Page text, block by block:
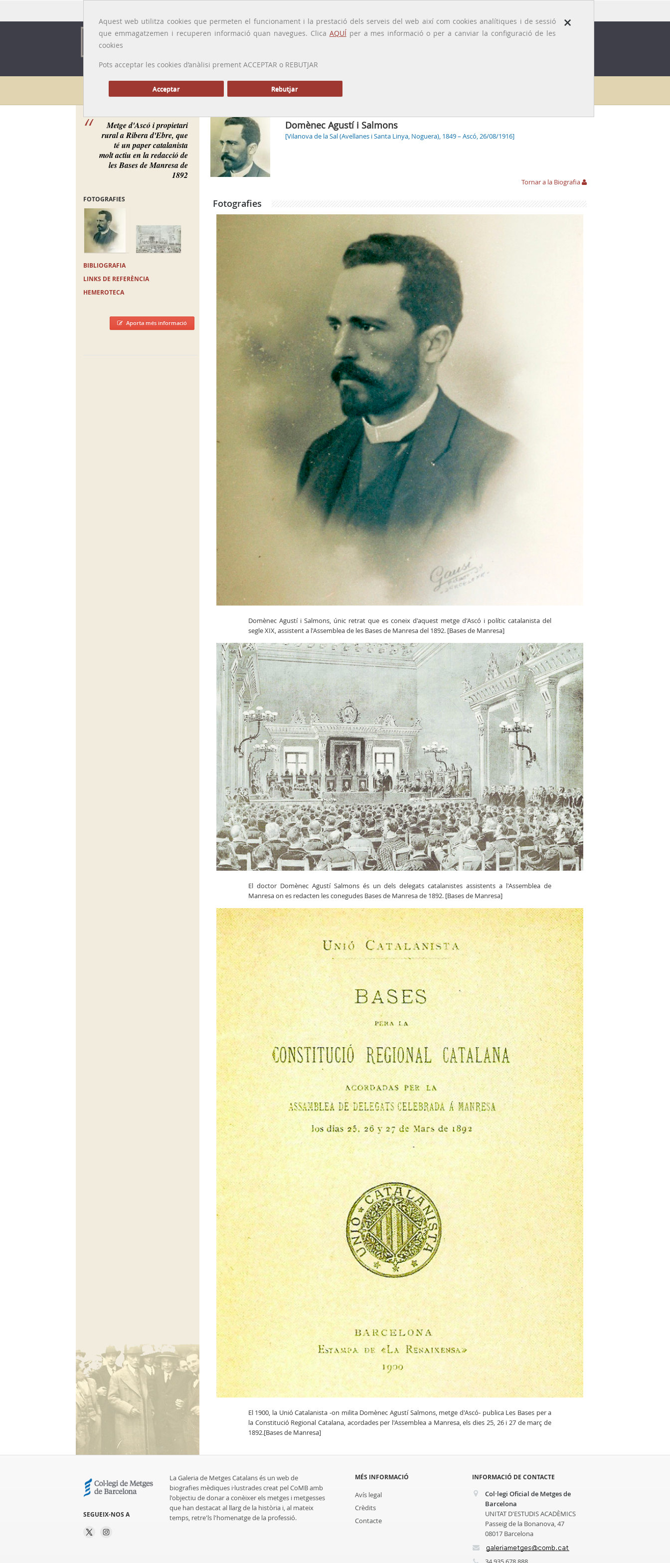
×
Aquest web utilitza cookies que permeten el funcionament i la prestació dels serveis del web així com cookies analítiques i de sessió
que emmagatzemen i recuperen informació quan navegues. Clica AQUÍper a mes informació o per a canviar la configuració de les
cookies
Pots acceptar les cookies d’anàlisi prement ACCEPTAR o REBUTJAR
Acceptar Rebutjar
PRESENTACIÓ GALERIA
Galeria de metges
Metge d'Ascó i propietari
rural a Ribera d'Ebre, que
té un paper catalanista
molt actiu en la redacció de
les Bases de Manresa de
1892
FOTOGRAFIES
BIBLIOGRAFIA
LINKS DE REFERÈNCIA
HEMEROTECA
Aporta més informació
Domènec Agustí i Salmons
[Vilanova de la Sal (Avellanes i Santa Linya, Noguera), 1849 – Ascó, 26/08/1916]
Tornar a la Biografia
Fotografies
Domènec Agustí i Salmons, únic retrat que es coneix d'aquest metge d'Ascó i polític catalanista del
segle XIX, assistent a l'Assemblea de les Bases de Manresa del 1892. [Bases de Manresa]
El doctor Domènec Agustí Salmons és un dels delegats catalanistes assistents a l'Assemblea de
Manresa on es redacten les conegudes Bases de Manresa de 1892. [Bases de Manresa]
El 1900, la Unió Catalanista -on milita Domènec Agustí Salmons, metge d'Ascó- publica Les Bases per a
la Constitució Regional Catalana, acordades per l'Assemblea a Manresa, els dies 25, 26 i 27 de març de
1892.[Bases de Manresa]
SEGUEIX-NOS A
La Galeria de Metges Catalans és un web de
biografies mèdiques i·lustrades creat pel CoMB amb
l'objectiu de donar a conèixer els metges i metgesses
que han destacat al llarg de la història i, al mateix
temps, retre'ls l'homenatge de la professió.
MÉS INFORMACIÓ
Avís legal
Crèdits
Contacte
INFORMACIÓ DE CONTACTE
Col·legi Oficial de Metges de
Barcelona
UNITAT D'ESTUDIS ACADÈMICS
Passeig de la Bonanova, 47
08017 Barcelona